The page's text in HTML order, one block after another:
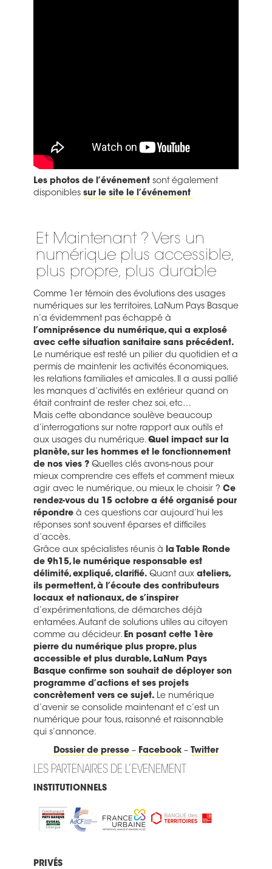
Les photos de l’événement sont également
disponibles sur le site le l’événement
Et Maintenant ? Vers un
numérique plus accessible,
plus propre, plus durable
Comme 1er témoin des évolutions des usages
numériques sur les territoires, LaNum Pays Basque
n’a évidemment pas échappé à
l’omniprésence du numérique, qui a explosé
avec cette situation sanitaire sans précédent.
Le numérique est resté un pilier du quotidien et a
permis de maintenir les activités économiques,
les relations familiales et amicales. Il a aussi pallié
les manques d’activités en extérieur quand on
était contraint de rester chez soi, etc…
Mais cette abondance soulève beaucoup
d’interrogations sur notre rapport aux outils et
aux usages du numérique. Quel impact sur la
planète, sur les hommes et le fonctionnement
de nos vies ? Quelles clés avons-nous pour
mieux comprendre ces effets et comment mieux
agir avec le numérique, ou mieux le choisir ? Ce
rendez-vous du 15 octobre a été organisé pour
répondre à ces questions car aujourd’hui les
réponses sont souvent éparses et difficiles
d’accès.
Grâce aux spécialistes réunis à la Table Ronde
de 9h15, le numérique responsable est
délimité, expliqué, clarifié. Quant aux ateliers,
ils permettent, à l’écoute des contributeurs
locaux et nationaux, de s’inspirer
d’expérimentations, de démarches déjà
entamées. Autant de solutions utiles au citoyen
comme au décideur. En posant cette 1ère
pierre du numérique plus propre, plus
accessible et plus durable, LaNum Pays
Basque confirme son souhait de déployer son
programme d’actions et ses projets
concrètement vers ce sujet. Le numérique
d’avenir se consolide maintenant et c’est un
numérique pour tous, raisonné et raisonnable
qui s’annonce.
Dossier de presse – Facebook – Twitter
LES PARTENAIRES DE L’EVENEMENT
INSTITUTIONNELS
PRIVÉS